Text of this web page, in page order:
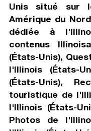
Unis situé sur
Amérique du
dédiée à
contenus
(États-Unis),
l'Illinois (États-
(États-Unis),
touristique de
l'Illinois (États-
Photos de